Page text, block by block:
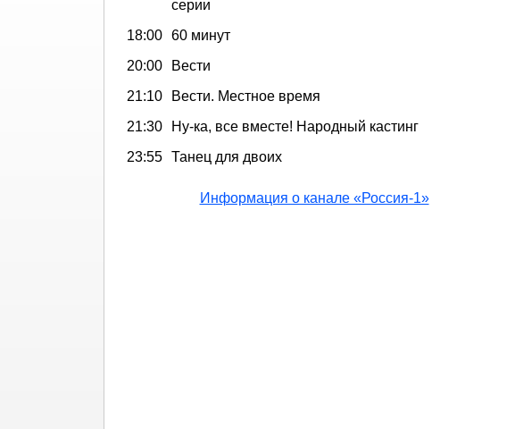
серии
18:00 60 минут
20:00
Вести
21:10
Вести. Местное время
21:30
Ну-ка, все вместе! Народный кастинг
23:55 Танец для двоих
Информация о канале «Россия-1»